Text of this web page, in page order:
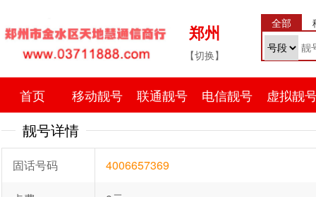
郑州
【切换】
全部
首页 移动靓号 联通靓号 电信靓号 虚拟靓
靓号详情
固话号码 4006657369